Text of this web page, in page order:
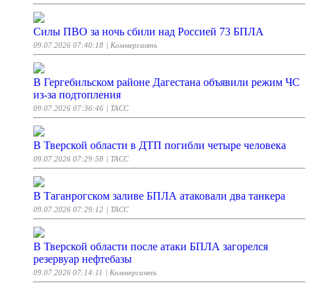
Силы ПВО за ночь сбили над Россией 73 БПЛА
09.07.2026 07:40:18 | Коммерсантъ
В Гергебильском районе Дагестана объявили режим ЧС
из-за подтопления
09.07.2026 07:36:46 | ТАСС
В Тверской области в ДТП погибли четыре человека
09.07.2026 07:29:58 | ТАСС
В Таганрогском заливе БПЛА атаковали два танкера
09.07.2026 07:29:12 | ТАСС
В Тверской области после атаки БПЛА загорелся
резервуар нефтебазы
09.07.2026 07:14:11 | Коммерсантъ